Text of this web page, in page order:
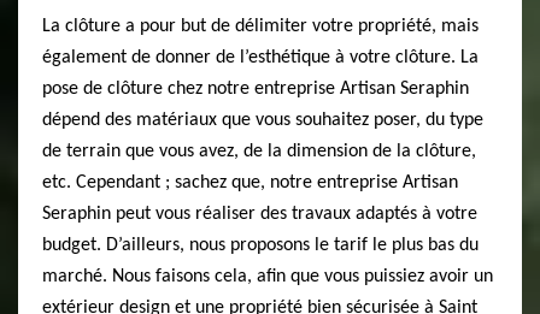
La clôture a pour but de délimiter votre propriété, mais
également de donner de l’esthétique à votre clôture. La
pose de clôture chez notre entreprise Artisan Seraphin
dépend des matériaux que vous souhaitez poser, du type
de terrain que vous avez, de la dimension de la clôture,
etc. Cependant ; sachez que, notre entreprise Artisan
Seraphin peut vous réaliser des travaux adaptés à votre
budget. D’ailleurs, nous proposons le tarif le plus bas du
marché. Nous faisons cela, afin que vous puissiez avoir un
extérieur design et une propriété bien sécurisée à Saint